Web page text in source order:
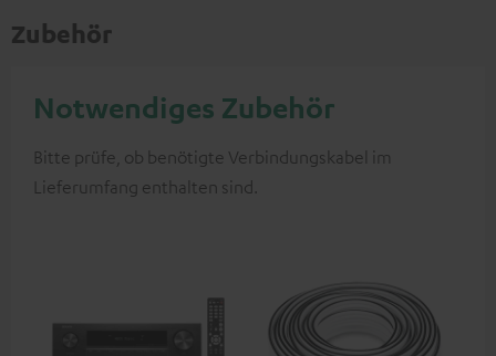
Zubehör
Notwendiges Zubehör
Bitte prüfe, ob benötigte Verbindungskabel im
Lieferumfang enthalten sind.